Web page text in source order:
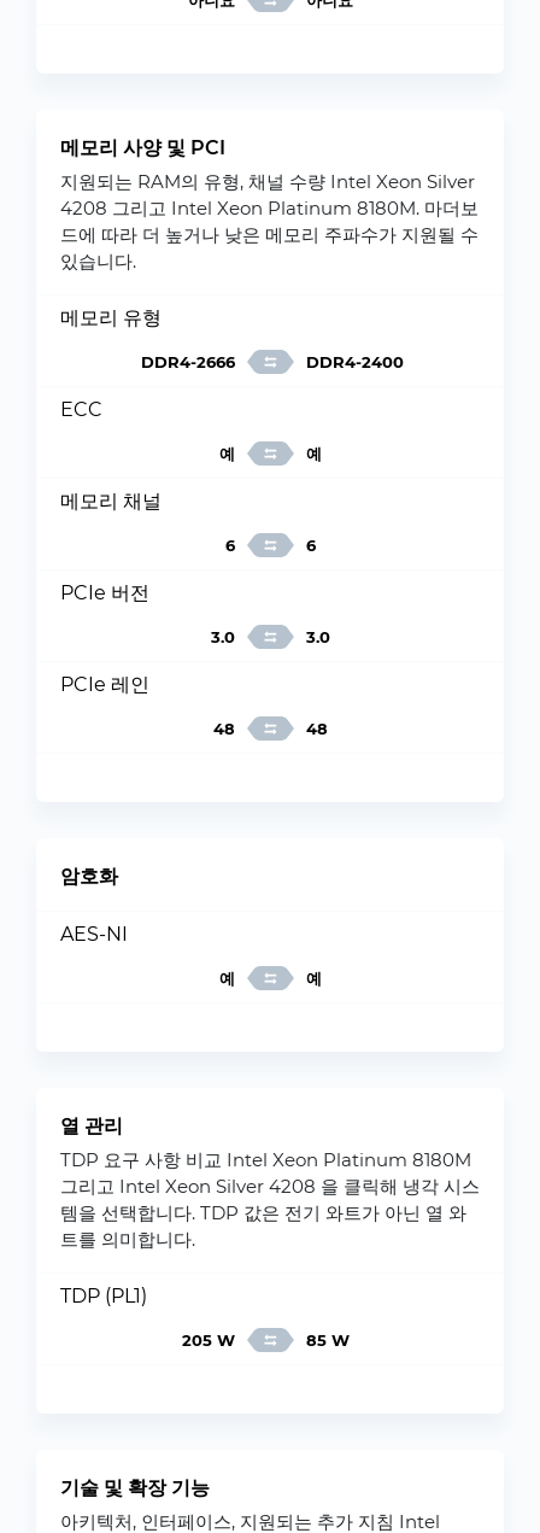
메모리 사양 및 PCI
지원되는 RAM의 유형, 채널 수량 Intel Xeon Silver
4208 그리고 Intel Xeon Platinum 8180M. 마더보
드에 따라 더 높거나 낮은 메모리 주파수가 지원될 수
있습니다.
메모리 유형
DDR4-2666 DDR4-2400
ECC
예 예
메모리 채널
6 6
PCIe 버전
3.0 3.0
PCIe 레인
48 48
암호화
AES-NI
예 예
열 관리
TDP 요구 사항 비교 Intel Xeon Platinum 8180M
그리고 Intel Xeon Silver 4208 을 클릭해 냉각 시스
템을 선택합니다. TDP 값은 전기 와트가 아닌 열 와
트를 의미합니다.
TDP (PL1)
205 W 85 W
기술 및 확장 기능
아키텍처, 인터페이스, 지원되는 추가 지침 Intel